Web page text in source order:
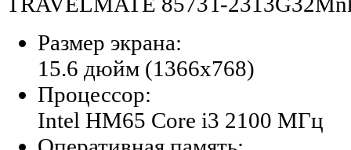
Размер экрана:
15.6 дюйм (1366x768)
Процессор:
Intel HM65 Core i3 2100 МГц